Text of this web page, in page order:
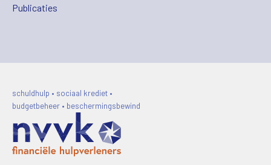
Publicaties
schuldhulp • sociaal krediet •
budgetbeheer • beschermingsbewind